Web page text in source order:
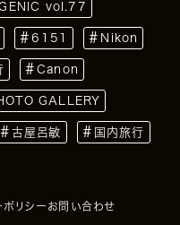
vol.77
6151 Nikon
Canon
GALLERY
古屋呂敏 国内旅行
ポリシー お問い合わせ